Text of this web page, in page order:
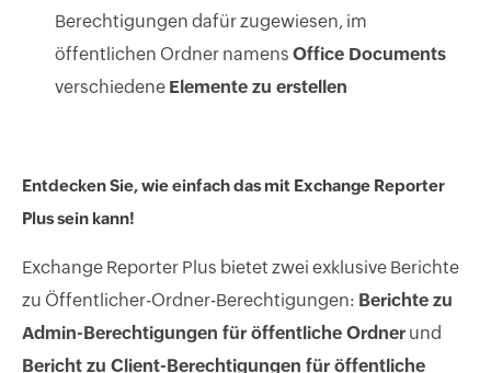
Berechtigungen dafür zugewiesen, im
öffentlichen Ordner namens Office Documents
verschiedene Elemente zu erstellen
Entdecken Sie, wie einfach das mit Exchange Reporter
Plus sein kann!
Exchange Reporter Plus bietet zwei exklusive Berichte
zu Öffentlicher-Ordner-Berechtigungen: Berichte zu
Admin-Berechtigungen für öffentliche Ordner und
Bericht zu Client-Berechtigungen für öffentliche